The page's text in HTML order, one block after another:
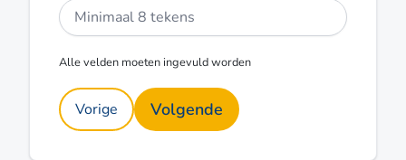
Alle velden moeten ingevuld worden
Vorige Volgende